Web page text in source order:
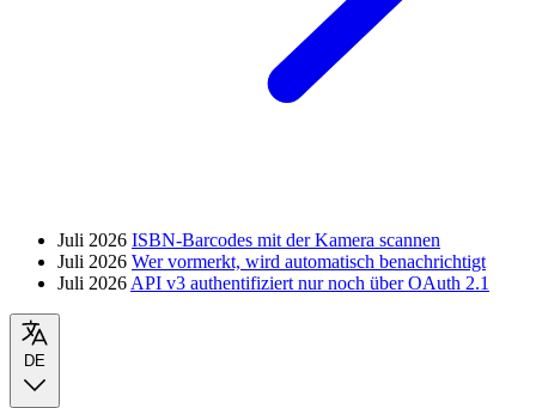
Juli 2026 ISBN-Barcodes mit der Kamera scannen
Juli 2026 Wer vormerkt, wird automatisch benachrichtigt
Juli 2026 API v3 authentifiziert nur noch über OAuth 2.1
DE